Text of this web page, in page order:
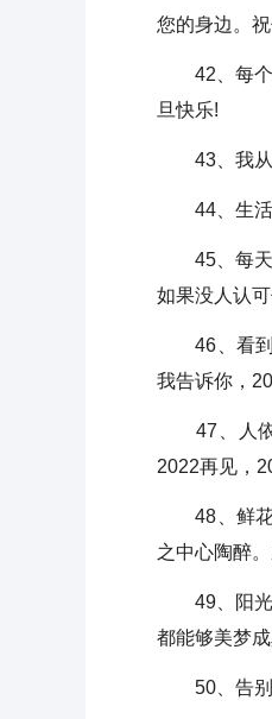
您的身边。
42、每个
旦快乐!
43、我从
44、生活
45、每天
如果没人认
46、看到
我告诉你，
47、人依
2022再见，
48、鲜花
之中心陶醉
49、阳光
都能够美梦
50、告别